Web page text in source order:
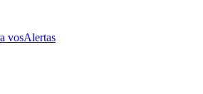
vosAlertas